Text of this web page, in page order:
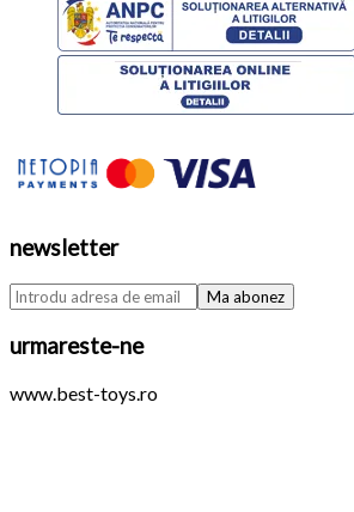
newsletter
urmareste-ne
www.best-toys.ro